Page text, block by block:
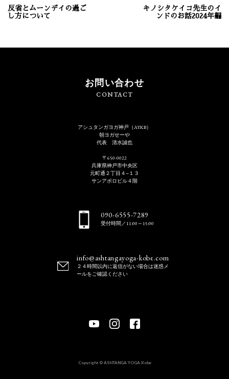
反省とムーンデイの過ご
し方について
キノシタケイコ先生のイ
ンドのお話2024年編
お問い合わせ
CONTACT
アシュタンガヨガ神戸（AYKB）
朝ヨガせーや
代表 清水誠也
〒650-0022
兵庫県神戸市中央区
元町通２丁目４−１３
サンアポロビル４階
090-6555-7289
受付時間／11:00～15:00
info@ashtangayoga-kobe.com
２４時間以内に返信がない場合は迷惑メ
ールをご確認ください
Copyright © ASHTANGA YOGA Kobe